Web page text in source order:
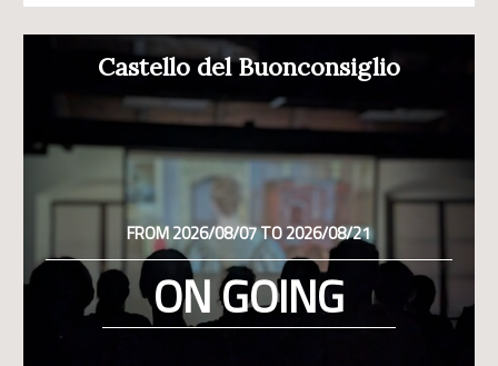
Castello del Buonconsiglio
FROM 2026/08/07 TO 2026/08/21
ON GOING